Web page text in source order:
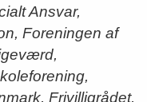
Ansvar,
Foreningen af
Frivilligrådet,